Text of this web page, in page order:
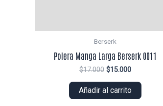
Berserk
Polera Manga Larga Berserk 0011
$17.000 El
original
era:
$15.000El
actual
es:
Añadir al carrito